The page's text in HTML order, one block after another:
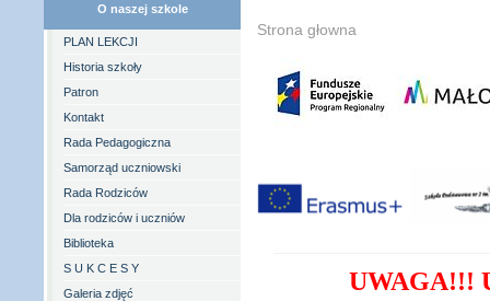
O naszej szkole
PLAN LEKCJI
Historia szkoły
Patron
Kontakt
Rada Pedagogiczna
Samorząd uczniowski
Rada Rodziców
Dla rodziców i uczniów
Biblioteka
S U K C E S Y
Galeria zdjęć
Strona głowna
UWAGA!!!